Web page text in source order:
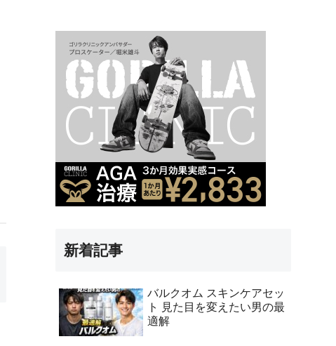
新着記事
バルクオム スキンケアセッ
ト 見た目を変えたい男の最
適解